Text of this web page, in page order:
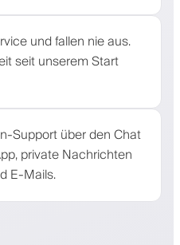
und fallen nie aus.
seit unserem Start
Support über den Chat
private Nachrichten
E-Mails.